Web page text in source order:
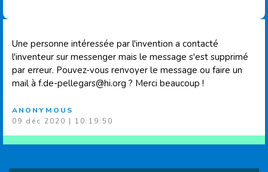
Une personne intéressée par l'invention a contacté
l'inventeur sur messenger mais le message s'est supprimé
par erreur. Pouvez-vous renvoyer le message ou faire un
mail à f.de-pellegars@hi.org ? Merci beaucoup !
ANONYMOUS
09 déc 2020 | 10:19:50